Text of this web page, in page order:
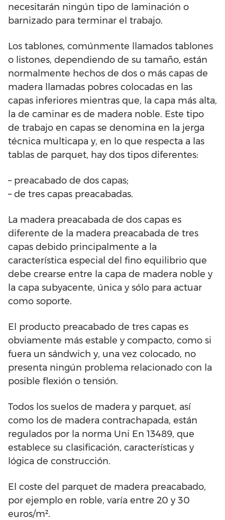
necesitarán ningún tipo de laminación o
barnizado para terminar el trabajo.
Los tablones, comúnmente llamados tablones
o listones, dependiendo de su tamaño, están
normalmente hechos de dos o más capas de
madera llamadas pobres colocadas en las
capas inferiores mientras que, la capa más alta,
la de caminar es de madera noble. Este tipo
de trabajo en capas se denomina en la jerga
técnica multicapa y, en lo que respecta a las
tablas de parquet, hay dos tipos diferentes:
– preacabado de dos capas;
– de tres capas preacabadas.
La madera preacabada de dos capas es
diferente de la madera preacabada de tres
capas debido principalmente a la
característica especial del fino equilibrio que
debe crearse entre la capa de madera noble y
la capa subyacente, única y sólo para actuar
como soporte.
El producto preacabado de tres capas es
obviamente más estable y compacto, como si
fuera un sándwich y, una vez colocado, no
presenta ningún problema relacionado con la
posible flexión o tensión.
Todos los suelos de madera y parquet, así
como los de madera contrachapada, están
regulados por la norma Uni En 13489, que
establece su clasificación, características y
lógica de construcción.
El coste del parquet de madera preacabado,
por ejemplo en roble, varía entre 20 y 30
euros/m².